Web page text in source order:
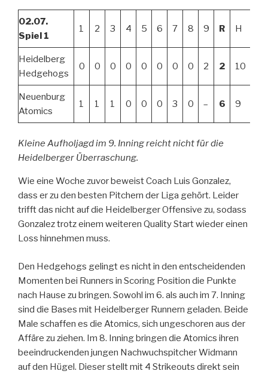
02.07.
Spiel 1
1 2 3 4 5 6 7 8 9 R H
Heidelberg
Hedgehogs
0 0 0 0 0 0 0 0 2 2 10
Neuenburg
Atomics
1 1 1 0 0 0 3 0 – 6 9
Kleine Aufholjagd im 9. Inning reicht nicht für die
Heidelberger Überraschung.
Wie eine Woche zuvor beweist Coach Luis Gonzalez,
dass er zu den besten Pitchern der Liga gehört. Leider
trifft das nicht auf die Heidelberger Offensive zu, sodass
Gonzalez trotz einem weiteren Quality Start wieder einen
Loss hinnehmen muss.
Den Hedgehogs gelingt es nicht in den entscheidenden
Momenten bei Runners in Scoring Position die Punkte
nach Hause zu bringen. Sowohl im 6. als auch im 7. Inning
sind die Bases mit Heidelberger Runnern geladen. Beide
Male schaffen es die Atomics, sich ungeschoren aus der
Affäre zu ziehen. Im 8. Inning bringen die Atomics ihren
beeindruckenden jungen Nachwuchspitcher Widmann
auf den Hügel. Dieser stellt mit 4 Strikeouts direkt sein